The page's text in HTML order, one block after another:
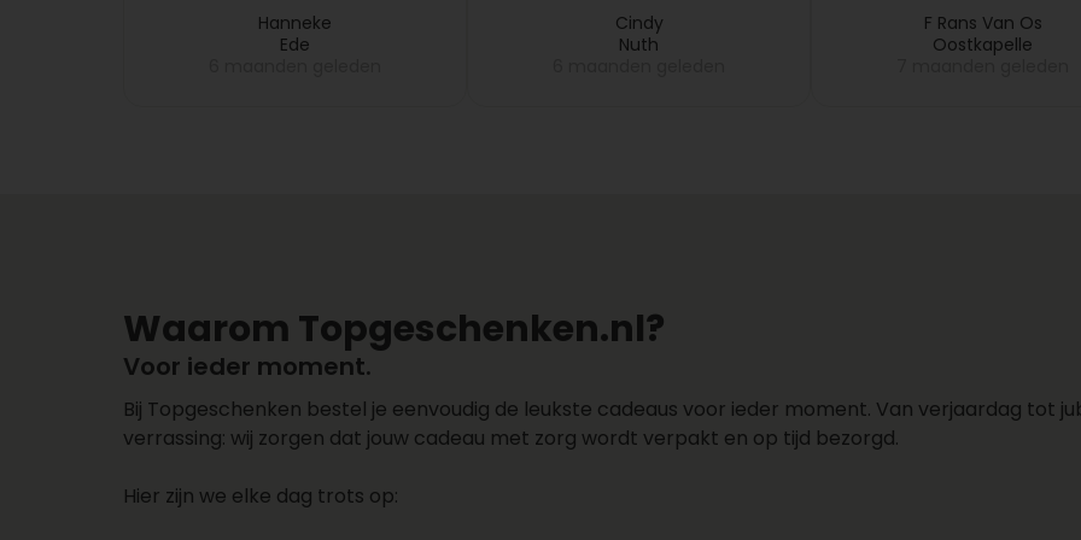
mijn collega gebracht, dus
dat melde ik bij
Hanneke
Ede
Cindy
Nuth
F Rans Van Os
Oostkapelle
Waarom Topgeschenken.nl?
Voor ieder moment.
Bij Topgeschenken bestel je eenvoudig de leukste cadeaus voor ieder moment. Van verjaardag tot
verrassing: wij zorgen dat jouw cadeau met zorg wordt verpakt en op tijd bezorgd.
Hier zijn we elke dag trots op: